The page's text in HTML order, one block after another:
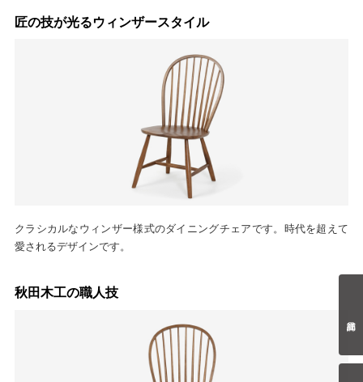
匠の技が光るウィンザースタイル
クラシカルなウィンザー様式のダイニングチェアです。時代を超えて
愛されるデザインです。
秋田木工の職人技